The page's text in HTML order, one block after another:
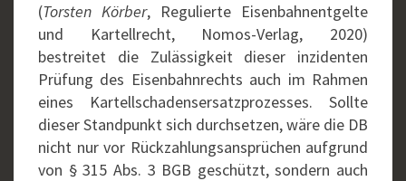
(Torsten Körber, Regulierte Eisenbahnentgelte
und Kartellrecht, Nomos-Verlag, 2020)
bestreitet die Zulässigkeit dieser inzidenten
Prüfung des Eisenbahnrechts auch im Rahmen
eines Kartellschadensersatzprozesses. Sollte
dieser Standpunkt sich durchsetzen, wäre die DB
nicht nur vor Rückzahlungsansprüchen aufgrund
von § 315 Abs. 3 BGB geschützt, sondern auch